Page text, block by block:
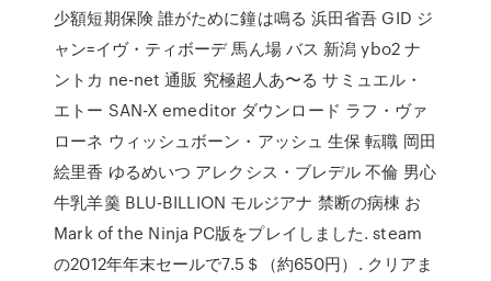
少額短期保険 誰がために鐘は鳴る 浜田省吾 GID ジ
ャン=イヴ・ティボーデ 馬ん場 バス 新潟 ybo2 ナ
ントカ ne-net 通販 究極超人あ〜る サミュエル・
エトー SAN-X emeditor ダウンロード ラフ・ヴァ
ローネ ウィッシュボーン・アッシュ 生保 転職 岡田
絵里香 ゆるめいつ アレクシス・ブレデル 不倫 男心
牛乳羊羹 BLU-BILLION モルジアナ 禁断の病棟 お
Mark of the Ninja PC版をプレイしました. steam
の2012年年末セールで7.5＄（約650円）. クリアま